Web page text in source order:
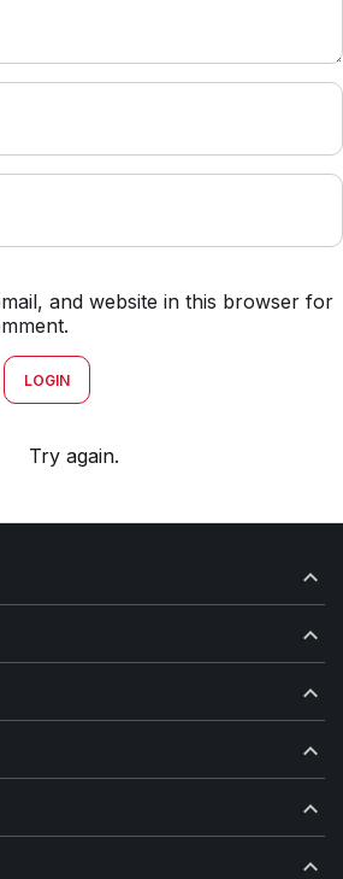
and website in this browser for
LOGIN
Try again.